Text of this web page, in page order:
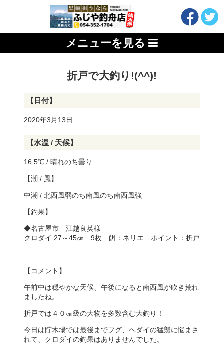
メニューを見る
折戸で大釣り!(^^)!
【日付】
2020年3月13日
【水温 / 天候】
16.5℃ / 晴れのち曇り
【潮 / 風】
中潮 / 北西風弱のち南風のち南西風強
【釣果】
◆名古屋市 江越良英様
クロダイ 27～45㎝ 9枚 餌：ネリエ ポイント：折戸
【コメント】
午前中は穏やかな天候、午後になると南西風が吹き荒れ
ましたね。
折戸では４０㎝級の大物を多数含む大釣り！
今日は貯木場では最後までフグ、ヘダイの猛襲に悩まさ
れて、クロダイの釣果はありませんでした。